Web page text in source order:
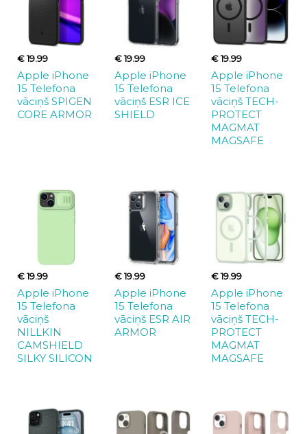
€ 19.99
Apple iPhone
15 Telefona
vāciņš SPIGEN
CORE ARMOR
€ 19.99
Apple iPhone
15 Telefona
vāciņš ESR ICE
SHIELD
€ 19.99
Apple iPhone
15 Telefona
vāciņš TECH-
PROTECT
MAGMAT
MAGSAFE
€ 19.99
Apple iPhone
15 Telefona
vāciņš
NILLKIN
CAMSHIELD
SILKY SILICON
€ 19.99
Apple iPhone
15 Telefona
vāciņš ESR AIR
ARMOR
€ 19.99
Apple iPhone
15 Telefona
vāciņš TECH-
PROTECT
MAGMAT
MAGSAFE